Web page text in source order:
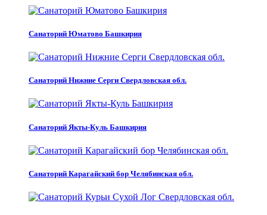
Санаторий Юматово Башкирия
Санаторий Нижние Серги Свердловская обл.
Санаторий Якты-Куль Башкирия
Санаторий Карагайский бор Челябинская обл.